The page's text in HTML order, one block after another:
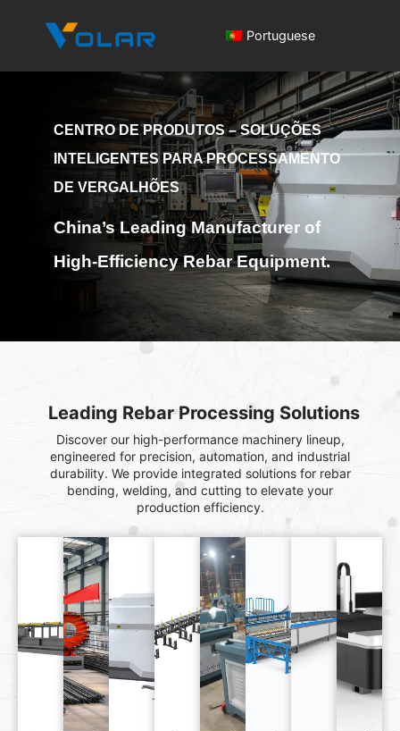
Portuguese
CENTRO DE PRODUTOS – SOLUÇÕES
INTELIGENTES PARA PROCESSAMENTO
DE VERGALHÕES
China’s Leading Manufacturer of
High-Efficiency Rebar Equipment.
Leading Rebar Processing Solutions
Discover our high-performance machinery lineup,
engineered for precision, automation, and industrial
durability. We provide integrated solutions for rebar
bending, welding, and cutting to elevate your
production efficiency.